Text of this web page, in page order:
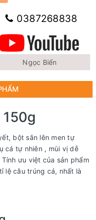
0387268838
Ngọc Biển
bột sắn lên men tự
cá tự nhiên , mùi vị dễ
ưu việt của sản phẩm
lệ câu trúng cá, nhất là